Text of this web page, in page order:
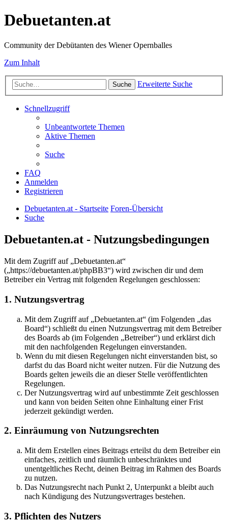
Debuetanten.at
Community der Debütanten des Wiener Opernballes
Zum Inhalt
Suche Erweiterte Suche
Schnellzugriff
Unbeantwortete Themen
Aktive Themen
Suche
FAQ
Anmelden
Registrieren
Debuetanten.at - Startseite Foren-Übersicht
Suche
Debuetanten.at - Nutzungsbedingungen
Mit dem Zugriff auf „Debuetanten.at“
(„https://debuetanten.at/phpBB3“) wird zwischen dir und dem
Betreiber ein Vertrag mit folgenden Regelungen geschlossen:
1. Nutzungsvertrag
Mit dem Zugriff auf „Debuetanten.at“ (im Folgenden „das
Board“) schließt du einen Nutzungsvertrag mit dem Betreiber
des Boards ab (im Folgenden „Betreiber“) und erklärst dich
mit den nachfolgenden Regelungen einverstanden.
Wenn du mit diesen Regelungen nicht einverstanden bist, so
darfst du das Board nicht weiter nutzen. Für die Nutzung des
Boards gelten jeweils die an dieser Stelle veröffentlichten
Regelungen.
Der Nutzungsvertrag wird auf unbestimmte Zeit geschlossen
und kann von beiden Seiten ohne Einhaltung einer Frist
jederzeit gekündigt werden.
2. Einräumung von Nutzungsrechten
Mit dem Erstellen eines Beitrags erteilst du dem Betreiber ein
einfaches, zeitlich und räumlich unbeschränktes und
unentgeltliches Recht, deinen Beitrag im Rahmen des Boards
zu nutzen.
Das Nutzungsrecht nach Punkt 2, Unterpunkt a bleibt auch
nach Kündigung des Nutzungsvertrages bestehen.
3. Pflichten des Nutzers